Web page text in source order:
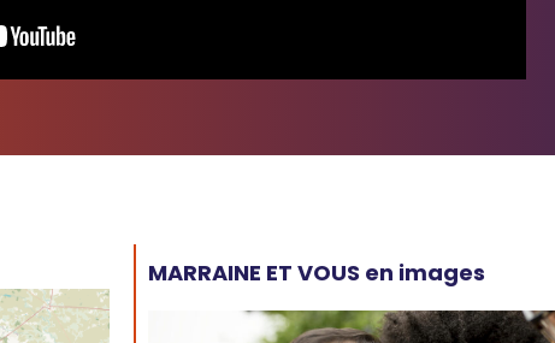
MARRAINE ET VOUS en images